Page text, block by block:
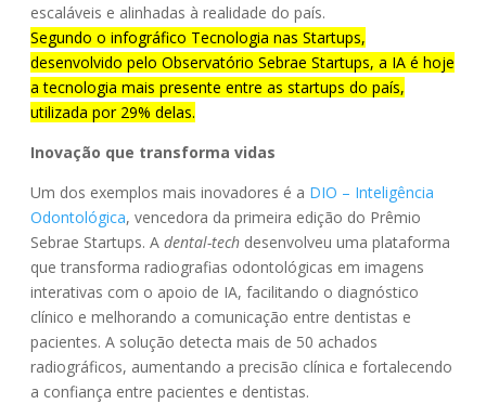
escaláveis e alinhadas à realidade do país.
Segundo o infográfico Tecnologia nas Startups,
desenvolvido pelo Observatório Sebrae Startups, a IA é hoje
a tecnologia mais presente entre as startups do país,
utilizada por 29% delas.
Inovação que transforma vidas
Um dos exemplos mais inovadores é a DIO – Inteligência
Odontológica, vencedora da primeira edição do Prêmio
Sebrae Startups. A dental-tech desenvolveu uma plataforma
que transforma radiografias odontológicas em imagens
interativas com o apoio de IA, facilitando o diagnóstico
clínico e melhorando a comunicação entre dentistas e
pacientes. A solução detecta mais de 50 achados
radiográficos, aumentando a precisão clínica e fortalecendo
a confiança entre pacientes e dentistas.